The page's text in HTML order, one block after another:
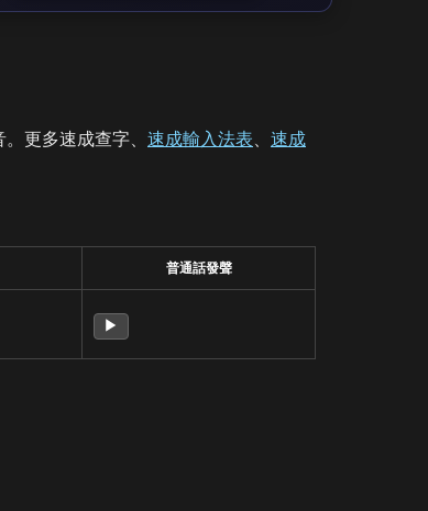
更多速成查字、 速成輸入法表、 速成
普通話發聲
▶